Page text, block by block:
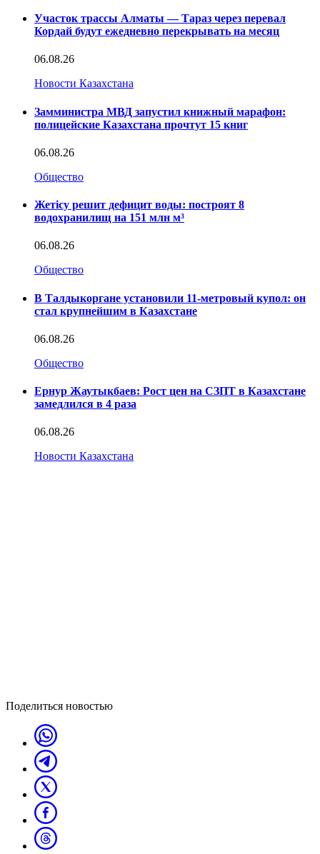
Участок трассы Алматы — Тараз через перевал
Кордай будут ежедневно перекрывать на месяц
06.08.26
Новости Казахстана
Замминистра МВД запустил книжный марафон:
полицейские Казахстана прочтут 15 книг
06.08.26
Общество
Жетісу решит дефицит воды: построят 8
водохранилищ на 151 млн м³
06.08.26
Общество
В Талдыкоргане установили 11-метровый купол: он
стал крупнейшим в Казахстане
06.08.26
Общество
Ернур Жаутыкбаев: Рост цен на СЗПТ в Казахстане
замедлился в 4 раза
06.08.26
Новости Казахстана
Поделиться новостью